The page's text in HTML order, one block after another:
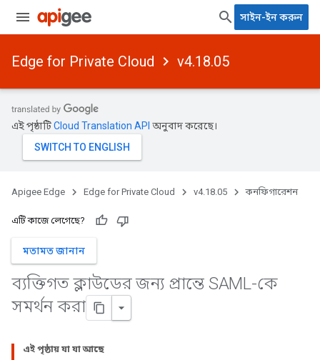
সাইন-ইন করুন
Edge for Private Cloud v4.18.05
এই পৃষ্ঠাটিCloud Translation API অনুবাদ করেছে।
Apigee Edge Edge for Private Cloud v4.18.05 কনফিগারেশন
এটি কাজে লেগেছে?
মতামত জানান
ব্যক্তিগত ক্লাউডের জন্য প্রান্তে SAML-কে
সমর্থন করা
এই পৃষ্ঠায় যা যা আছে